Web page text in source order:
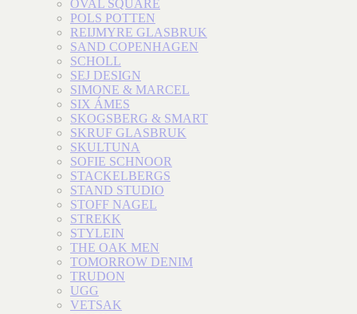
OVAL SQUARE
POLS POTTEN
REIJMYRE GLASBRUK
SAND COPENHAGEN
SCHOLL
SEJ DESIGN
SIMONE & MARCEL
SIX ÁMES
SKOGSBERG & SMART
SKRUF GLASBRUK
SKULTUNA
SOFIE SCHNOOR
STACKELBERGS
STAND STUDIO
STOFF NAGEL
STREKK
STYLEIN
THE OAK MEN
TOMORROW DENIM
TRUDON
UGG
VETSAK